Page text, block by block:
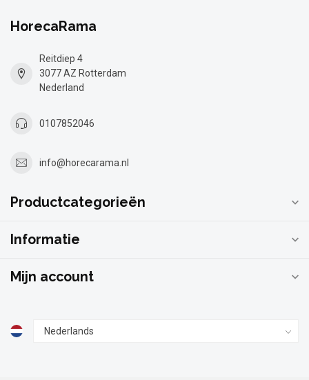
HorecaRama
Reitdiep 4
3077 AZ Rotterdam
Nederland
0107852046
info@horecarama.nl
Productcategorieën
Informatie
Mijn account